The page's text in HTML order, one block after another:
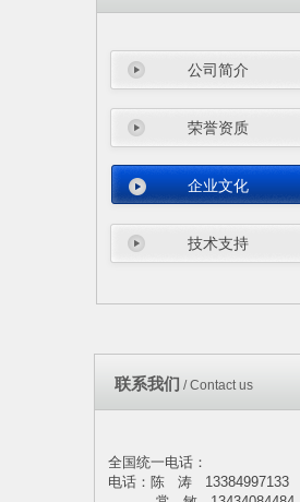
公司简介
荣誉资质
企业文化
技术支持
全国统一电话：
电话：陈 涛 13384997133
联系我们 /Contact us